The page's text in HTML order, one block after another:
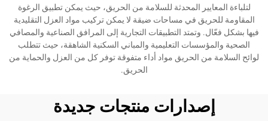
لتلباءة المعايير المحدثة للسلامة من الحريق، حيث يمكن تطبيق الرغوة
المقاومة للحريق في مساحات ضيقة لا يمكن تركيب مواد العزل التقليدية
فيها بشكل فعّال. وتمتد التطبيقات التجارية إلى المرافق الصناعية والمصافي
الصحية والمؤسسات التعليمية والمباني السكنية الشاهقة، حيث تتطلب
لوائح السلامة من الحريق مواد أداء متفوقة توفر كل من العزل والحماية من
الحريق.
إصدارات منتجات جديدة